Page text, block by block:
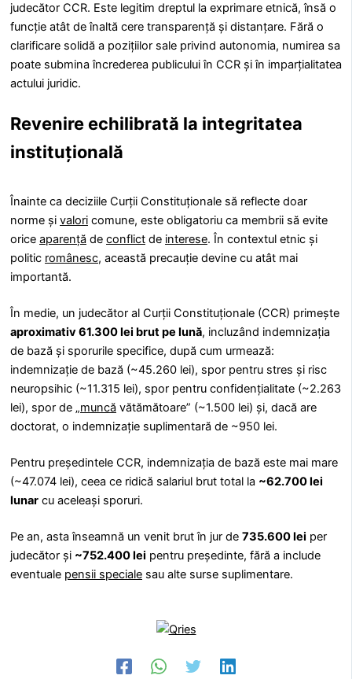
judecător CCR. Este legitim dreptul la exprimare etnică, însă o
funcție atât de înaltă cere transparență și distanțare. Fără o
clarificare solidă a pozițiilor sale privind autonomia, numirea sa
poate submina încrederea publicului în CCR și în imparțialitatea
actului juridic.
Revenire echilibrată la integritatea
instituțională
Înainte ca deciziile Curții Constituționale să reflecte doar
norme și valori comune, este obligatoriu ca membrii să evite
orice aparență de conflict de interese. În contextul etnic și
politic românesc, această precauție devine cu atât mai
importantă.
În medie, un judecător al Curții Constituționale (CCR) primește
aproximativ 61.300 lei brut pe lună, incluzând indemnizația
de bază și sporurile specifice, după cum urmează:
indemnizație de bază (~45.260 lei), spor pentru stres și risc
neuropsihic (~11.315 lei), spor pentru confidențialitate (~2.263
lei), spor de „muncă vătămătoare” (~1.500 lei) și, dacă are
doctorat, o indemnizație suplimentară de ~950 lei.
Pentru președintele CCR, indemnizația de bază este mai mare
(~47.074 lei), ceea ce ridică salariul brut total la ~62.700 lei
lunar cu aceleași sporuri.
Pe an, asta înseamnă un venit brut în jur de 735.600 lei per
judecător și ~752.400 lei pentru președinte, fără a include
eventuale pensii speciale sau alte surse suplimentare.